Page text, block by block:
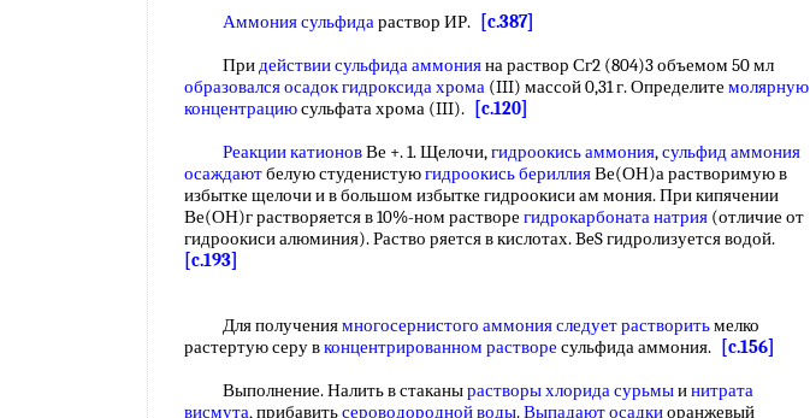
Аммония сульфидараствор ИР.
[c.387]
Придействии сульфида аммонияна раствор Сг2 (804)3 объемом 50 мл
образовался осадокгидроксида хрома (III) массой 0,31 г. Определите молярную
концентрациюсульфата хрома (III).
[c.120]
Реакции катионовВе +. 1. Щелочи,гидроокись аммония,сульфид аммония
осаждаютбелую студенистуюгидроокись бериллияВе(ОН)а растворимую в
избытке щелочи и в большом избытке гидроокиси ам мония. При кипячении
Ве(ОН)г растворяется в 10%-ном растворе гидрокарбоната натрия (отличие от
гидроокиси алюминия). Раство ряется в кислотах. BeS гидролизуется водой.
[c.193]
Для получениямногосернистого аммонияследует растворитьмелко
растертую серу вконцентрированном растворе сульфида аммония.
[c.156]
Выполнение. Налить в стаканырастворы хлорида сурьмыинитрата
висмута, прибавитьсероводородной воды.Выпадают осадкиоранжевый